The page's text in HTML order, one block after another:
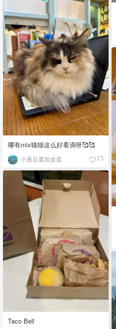
哪有mix猫猫这么好看滴呀🥰🥰
小葱豆腐加皮蛋 15
Taco Bell